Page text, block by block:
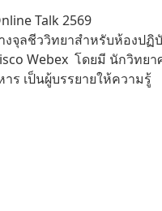
Talk 2569
ลชีววิทยาสำหรับห้องปฏิบั
Webex โดยมี นักวิทย
เป็นผู้บรรยายให้ความรู้